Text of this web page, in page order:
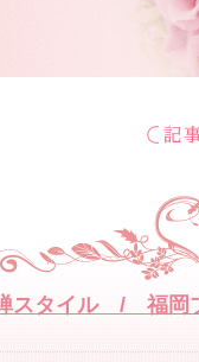
スタイル / 福岡